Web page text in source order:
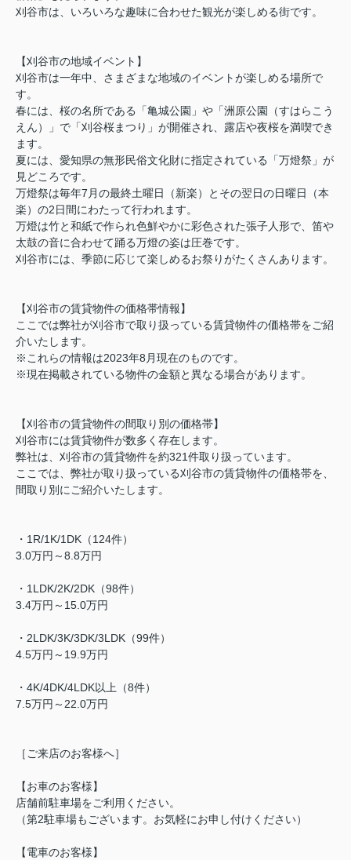
刈谷市は、いろいろな趣味に合わせた観光が楽しめる街です。
【刈谷市の地域イベント】
刈谷市は一年中、さまざまな地域のイベントが楽しめる場所で
す。
春には、桜の名所である「亀城公園」や「洲原公園（すはらこう
えん）」で「刈谷桜まつり」が開催され、露店や夜桜を満喫でき
ます。
夏には、愛知県の無形民俗文化財に指定されている「万燈祭」が
見どころです。
万燈祭は毎年7月の最終土曜日（新楽）とその翌日の日曜日（本
楽）の2日間にわたって行われます。
万燈は竹と和紙で作られ色鮮やかに彩色された張子人形で、笛や
太鼓の音に合わせて踊る万燈の姿は圧巻です。
刈谷市には、季節に応じて楽しめるお祭りがたくさんあります。
【刈谷市の賃貸物件の価格帯情報】
ここでは弊社が刈谷市で取り扱っている賃貸物件の価格帯をご紹
介いたします。
※これらの情報は2023年8月現在のものです。
※現在掲載されている物件の金額と異なる場合があります。
【刈谷市の賃貸物件の間取り別の価格帯】
刈谷市には賃貸物件が数多く存在します。
弊社は、刈谷市の賃貸物件を約321件取り扱っています。
ここでは、弊社が取り扱っている刈谷市の賃貸物件の価格帯を、
間取り別にご紹介いたします。
・1R/1K/1DK（124件）
3.0万円～8.8万円
・1LDK/2K/2DK（98件）
3.4万円～15.0万円
・2LDK/3K/3DK/3LDK（99件）
4.5万円～19.9万円
・4K/4DK/4LDK以上（8件）
7.5万円～22.0万円
［ご来店のお客様へ］
【お車のお客様】
店舗前駐車場をご利用ください。
（第2駐車場もございます。お気軽にお申し付けください）
【電車のお客様】